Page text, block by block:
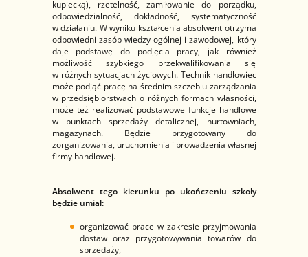
kupiecką), rzetelność, zamiłowanie do porządku,
odpowiedzialność, dokładność, systematyczność
w działaniu. W wyniku kształcenia absolwent otrzyma
odpowiedni zasób wiedzy ogólnej i zawodowej, który
daje podstawę do podjęcia pracy, jak również
możliwość szybkiego przekwalifikowania się
w różnych sytuacjach życiowych. Technik handlowiec
może podjąć pracę na średnim szczeblu zarządzania
w przedsiębiorstwach o różnych formach własności,
może też realizować podstawowe funkcje handlowe
w punktach sprzedaży detalicznej, hurtowniach,
magazynach. Będzie przygotowany do
zorganizowania, uruchomienia i prowadzenia własnej
firmy handlowej.
Absolwent tego kierunku po ukończeniu szkoły
będzie umiał:
organizować prace w zakresie przyjmowania
dostaw oraz przygotowywania towarów do
sprzedaży,